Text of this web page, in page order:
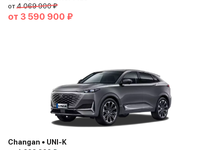
от4 069 900 ₽
от 3 590 900 ₽
Changan • UNI-K